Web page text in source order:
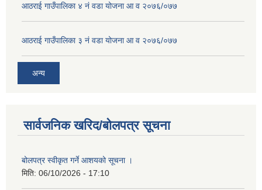
आठराई गाउँपालिका ४ नं वडा योजना आ व २०७६/०७७
आठराई गाउँपालिका ३ नं वडा योजना आ व २०७६/०७७
अन्य
सार्वजनिक खरिद/बोलपत्र सूचना
बोलपत्र स्वीकृत गर्ने आशयको सूचना ।
मिति: 06/10/2026 - 17:10